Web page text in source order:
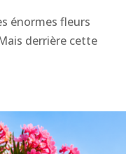
énormes fleurs
derrière cette